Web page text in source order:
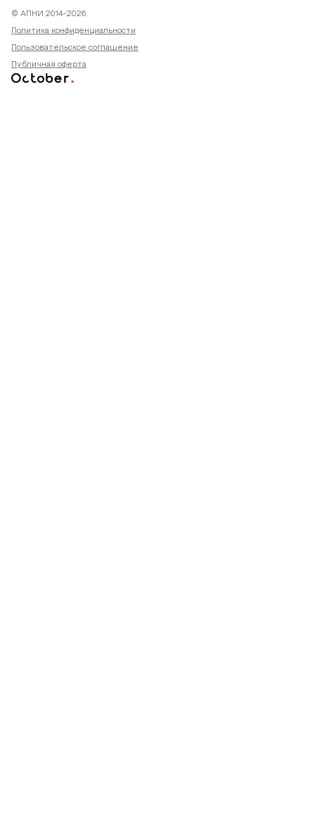
© АПНИ 2014-2026
Политика конфиденциальности
Пользовательское соглашение
Публичная оферта